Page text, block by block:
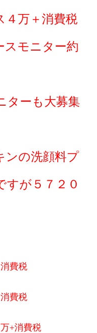
４万＋消費税
スモニター約
ーも大募集
ンの洗顔料プ
すが５７２０
費税
費税
+消費税